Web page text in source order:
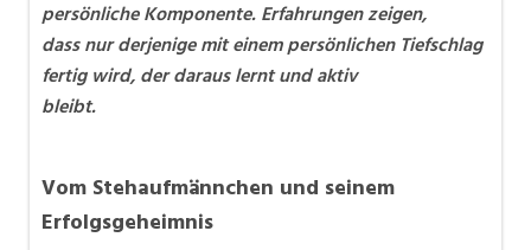
persönliche Komponente. Erfahrungen zeigen,
dass nur derjenige mit einem persönlichen Tiefschlag
fertig wird, der daraus lernt und aktiv
bleibt.
Vom Stehaufmännchen und seinem
Erfolgsgeheimnis